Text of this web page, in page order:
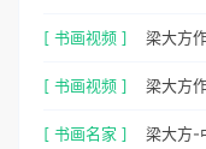
[ 书画视频 ] 梁大方
[ 书画视频 ] 梁大方
[ 书画名家 ] 梁大方-